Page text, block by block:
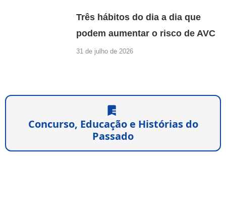
Três hábitos do dia a dia que
podem aumentar o risco de AVC
31 de julho de 2026
Concurso, Educação e Histórias do
Passado